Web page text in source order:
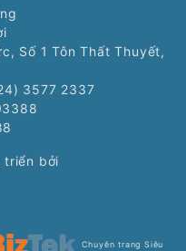
Số 1 Tôn Thất Thuyết,
3577 2337
triển bởi
Chuyên trang Siêu